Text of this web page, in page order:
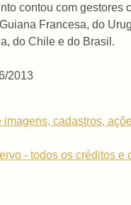
contou com gestores
Francesa, do
do Chile e do Brasil.
2013
cadastros,
- todos os créditos e